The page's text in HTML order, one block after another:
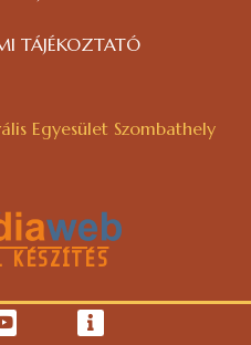
TÁJÉKOZTATÓ
Egyesület Szombathely
KÉSZÍTÉS